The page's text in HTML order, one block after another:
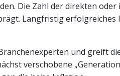
Die Zahl der direkten
Langfristig erfolgreiches
und greift
verschobene